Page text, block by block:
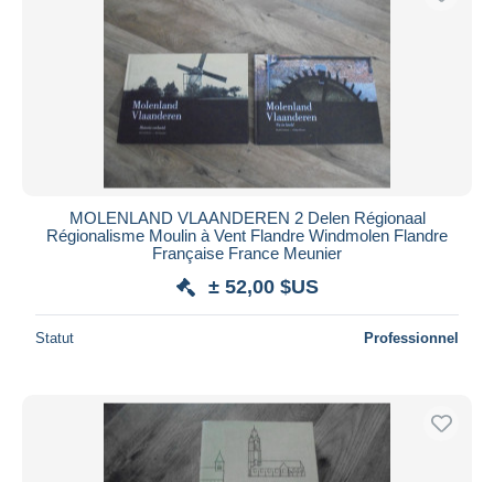
MOLENLAND VLAANDEREN 2 Delen Régionaal
Régionalisme Moulin à Vent Flandre Windmolen Flandre
Française France Meunier
± 52,00 $US
Statut Professionnel